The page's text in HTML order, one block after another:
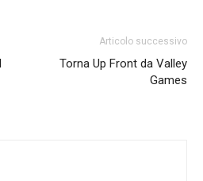
Articolo successivo
Torna Up Front da Valley
Games